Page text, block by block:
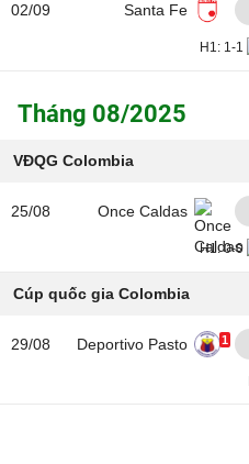
02/09 Santa Fe
H1: 1-1
Tháng 08/2025
VĐQG Colombia
25/08 Once Caldas
H1:0-0
Cúp quốc gia Colombia
29/08 Deportivo Pasto 1